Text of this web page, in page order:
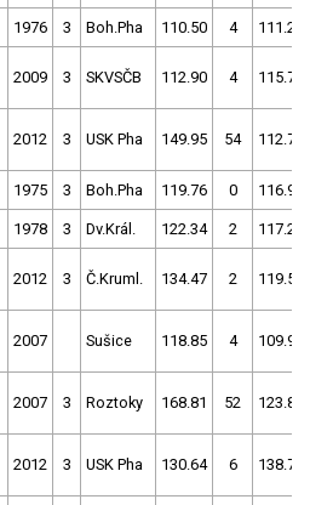
1976 3 Boh.Pha 110.50 4 111.28
2009 3 SKVSČB 112.90 4 115.78
2012 3 USK Pha 149.95 54 112.78
1975 3 Boh.Pha 119.76 0 116.90
1978 3 Dv.Král. 122.34 2 117.26
2012 3 Č.Kruml. 134.47 2 119.54
2007 Sušice 118.85 4 109.98
2007 3 Roztoky 168.81 52 123.82
2012 3 USK Pha 130.64 6 138.73